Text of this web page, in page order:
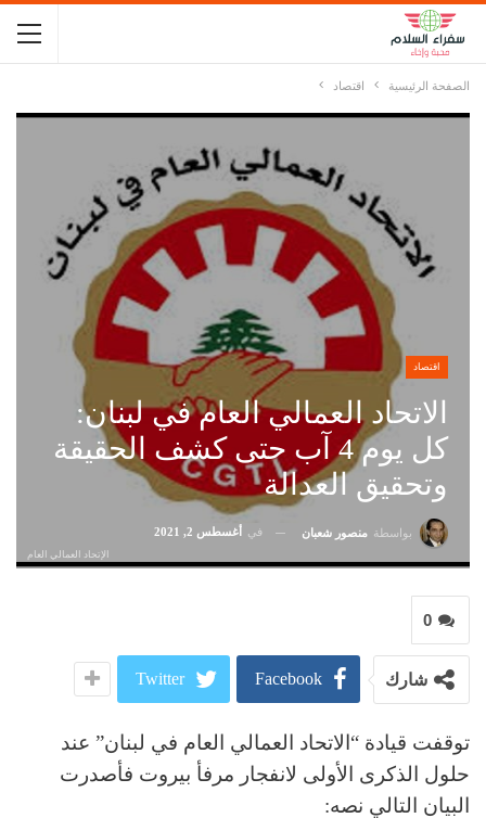
الصفحة الرئيسية اقتصاد
اقتصاد
الاتحاد العمالي العام في لبنان:
كل يوم 4 آب حتى كشف الحقيقة
وتحقيق العدالة
بواسطة منصور شعبان في أغسطس 2, 2021
الإتحاد العمالي العام
0
شارك Facebook
Twitter
توقفت قيادة “الاتحاد العمالي العام في لبنان” عند
حلول الذكرى الأولى لانفجار مرفأ بيروت فأصدرت
البيان التالي نصه: